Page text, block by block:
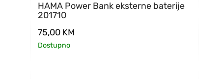
HAMA Power Bank eksterne baterije
201710
75,00 KM
Dostupno